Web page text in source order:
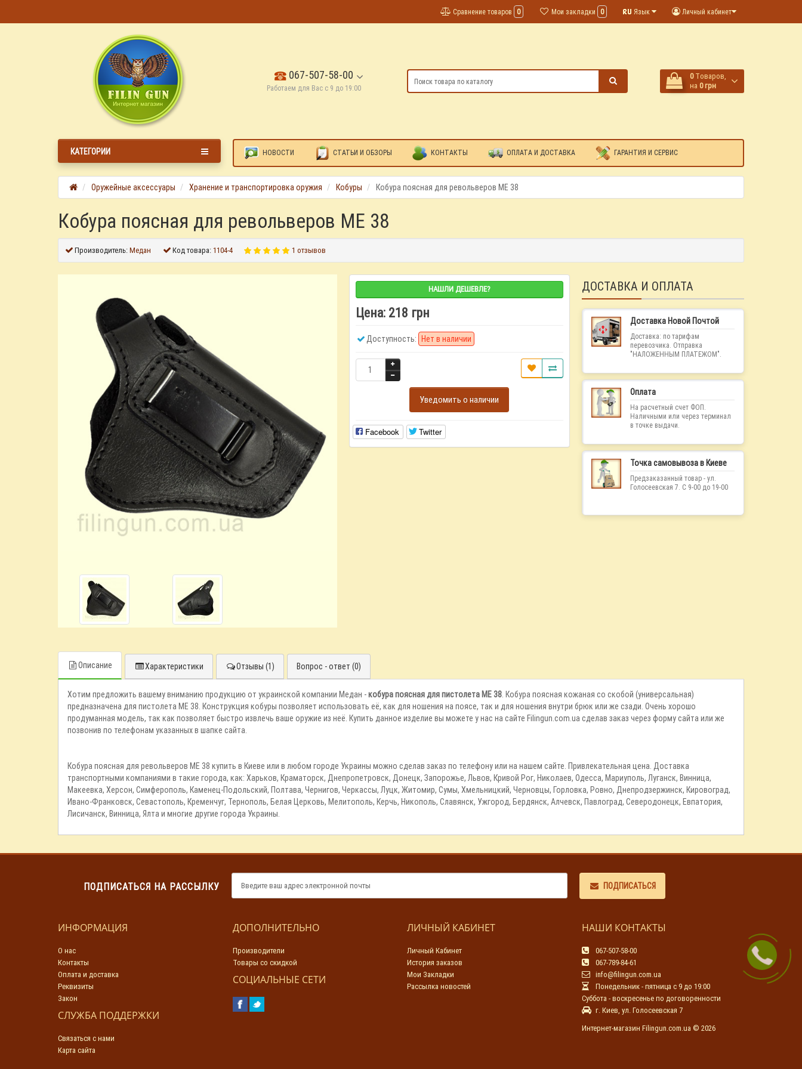
Личный кабинет
Язык
Мои закладки 0
Сравнение товаров 0
067-507-58-00
Работаем для Вас с 9 до 19:00
0 Tоваров,
на 0 грн
КАТЕГОРИИ НОВОСТИ СТАТЬИ И ОБЗОРЫ КОНТАКТЫ ОПЛАТА И ДОСТАВКА ГАРАНТИЯ И СЕРВИС
Оружейные аксессуары Хранение и транспортировка оружия Кобуры Кобура поясная для револьверов ME 38
Кобура поясная для револьверов ME 38
Производитель:Медан Код товара:1104-4 1 отзывов
НАШЛИ ДЕШЕВЛЕ?
Цена: 218 грн
Доступность: Нет в наличии
Уведомить о наличии
Facebook Twitter
ДОСТАВКА И ОПЛАТА
Доставка Новой Почтой
Доставка: по тарифам
перевозчика. Отправка
"НАЛОЖЕННЫМ ПЛАТЕЖОМ".
Оплата
На расчетный счет ФОП.
Наличными или через терминал
в точке выдачи.
Точка самовывоза в Киеве
Предзаказанный товар - ул.
Голосеевская 7. С 9-00 до 19-00
Описание Характеристики Отзывы (1) Вопрос - ответ (0)
Хотим предложить вашему вниманию продукцию от украинской компании Медан -кобура поясная для пистолета ME 38 . Кобура поясная кожаная со скобой (универсальная)
предназначена для пистолета ME 38. Конструкция кобуры позволяет использовать её, как для ношения на поясе, так и для ношения внутри брюк или же сзади. Очень хорошо
продуманная модель, так как позволяет быстро извлечь ваше оружие из неё. Купить данное изделие вы можете у нас на сайте Filingun.com.ua сделав заказ через форму сайта или же
позвонив по телефонам указанных в шапке сайта.
Кобура поясная для револьверов ME 38 купить в Киеве или в любом городе Украины можно сделав заказ по телефону или на нашем сайте. Привлекательная цена. Доставка
транспортными компаниями в такие города, как: Харьков, Краматорск, Днепропетровск, Донецк, Запорожье, Львов, Кривой Рог, Николаев, Одесса, Мариуполь, Луганск, Винница,
Макеевка, Херсон, Симферополь, Каменец-Подольский, Полтава, Чернигов, Черкассы, Луцк, Житомир, Сумы, Хмельницкий, Черновцы, Горловка, Ровно, Днепродзержинск, Кировоград,
Ивано-Франковск, Севастополь, Кременчуг, Тернополь, Белая Церковь, Мелитополь, Керчь, Никополь, Славянск, Ужгород, Бердянск, Алчевск, Павлоград, Северодонецк, Евпатория,
Лисичанск, Винница, Ялта и многие другие города Украины.
ПОДПИСАТЬСЯ НА РАССЫЛКУ ПОДПИСАТЬСЯ
ИНФОРМАЦИЯ
О нас
Контакты
Оплата и доставка
Реквизиты
Закон
СЛУЖБА ПОДДЕРЖКИ
Связаться с нами
Карта сайта
ДОПОЛНИТЕЛЬНО
Производители
Товары со скидкой
СОЦИАЛЬНЫЕ СЕТИ
ЛИЧНЫЙ КАБИНЕТ
Личный Кабинет
История заказов
Мои Закладки
Рассылка новостей
НАШИ КОНТАКТЫ
067-507-58-00
067-789-84-61
info@filingun.com.ua
Понедельник - пятница с 9 до 19:00
Суббота - воскресенье по договоренности
г. Киев, ул. Голосеевская 7
Интернет-магазин Filingun.com.ua © 2026